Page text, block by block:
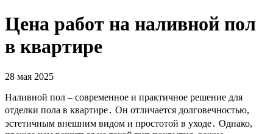
Цена работ на наливной пол
в квартире
28 мая 2025
Наливной пол – современное и практичное решение для
отделки пола в квартире․ Он отличается долговечностью,
эстетичным внешним видом и простотой в уходе․ Однако,